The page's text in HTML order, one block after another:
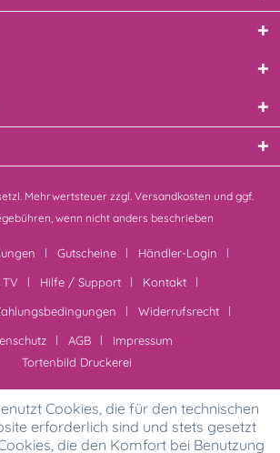
Mehrwertsteuer zzgl. Versandkosten und ggf.
wenn nicht anders beschrieben
Gutscheine
Händler-Login
TV
Hilfe / Support
Kontakt
Widerrufsrecht
AGB
Impressum
Tortenbild Druckerei
Cookies, die für den technischen
erforderlich sind und stets gesetzt
die den Komfort bei Benutzung